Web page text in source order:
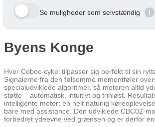
skatteprocent på 40 % og uden am-bidrag,
betale ved cykel over lønnen. (effektiv
kan variere en smule efter personlig skatteprocent.
År Skat/måned
År 2 254 kr
År 3 150 kr
Gennemsnit 249 kr
gule bestil knap og se alle tilvalg du kan vælge til
Row 3, Cell 1
Se muligheder som selvstændig i
Byens Konge
Hver Coboc-cykel tilpasser sig perfekt til sin
Signalerne fra den følsomme momentføler
specialudviklede algoritmer, så motoren altid
støtte – automatisk, intuitivt og trinløst.
intelligente motor: en helt naturlig
bare med assistance. Den udviklede CBC02-
forbedret ydeevne ved grænsen og er derfor